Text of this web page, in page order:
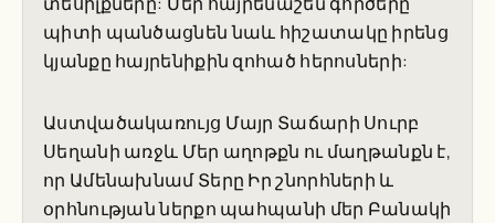
պիտի պանծացնեն նաև հիշատակը իրենց
կյանքը հայրենիքին զոհած հերոսների:
Աստվածակառույց Մայր Տաճարի Սուրբ
Սեղանի առջև Մեր աղոթքն ու մաղթանքն է,
որ Ամենախնամ Տերը Իր շնորհների և
օրհնության ներքո պահպանի մեր Բանակի